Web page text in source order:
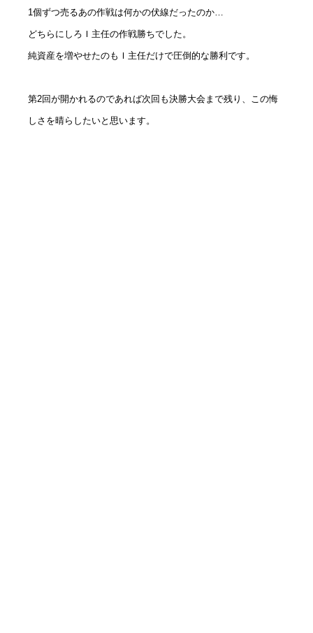
1個ずつ売るあの作戦は何かの伏線だったのか…
どちらにしろＩ主任の作戦勝ちでした。
純資産を増やせたのもＩ主任だけで圧倒的な勝利です。
第2回が開かれるのであれば次回も決勝大会まで残り、この悔
しさを晴らしたいと思います。